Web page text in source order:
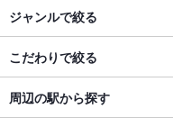
ジャンルで絞る
こだわりで絞る
周辺の駅から探す